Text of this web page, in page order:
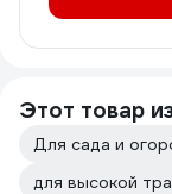
Этот товар
Для сада и
для высокой